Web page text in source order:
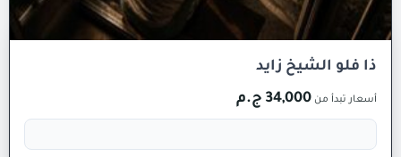
ذا فلو الشيخ زايد
أسعار تبدأ من 34,000 ج.م